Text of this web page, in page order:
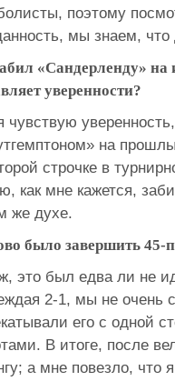
поэтому
мы знаем,
«Сандерленду» на
уверенности?
чувствую
на
строчке в
как мне кажется,
же духе.
было завершить 45-
это был едва ли не
2-1, мы не очень
его с одной
В итоге, после
а мне повезло,